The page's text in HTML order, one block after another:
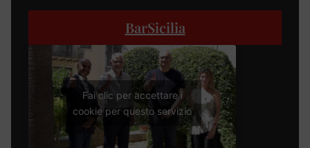
BarSicilia
Fai clic per accettare i
cookie per questo servizio